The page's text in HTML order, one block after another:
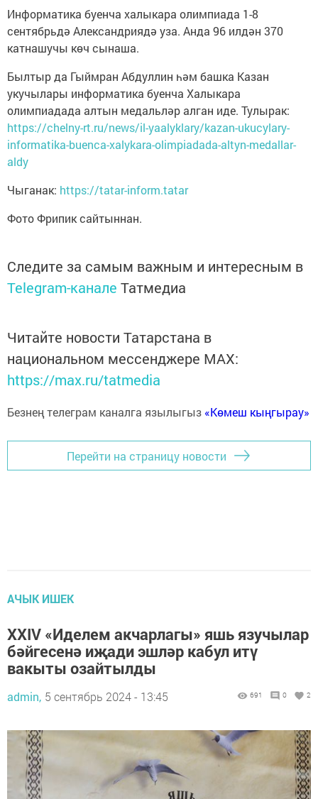
Информатика буенча халыкара олимпиада 1-8
сентябрьдә Александриядә уза. Анда 96 илдән 370
катнашучы көч сынаша.
Былтыр да Гыймран Абдуллин һәм башка Казан
укучылары информатика буенча Халыкара
олимпиадада алтын медальләр алган иде. Тулырак:
https://chelny-rt.ru/news/il-yaalyklary/kazan-ukucylary-
informatika-buenca-xalykara-olimpiadada-altyn-medallar-
aldy
Чыганак: https://tatar-inform.tatar
Фото Фрипик сайтыннан.
Следите за самым важным и интересным в
Telegram-канале Татмедиа
Читайте новости Татарстана в
национальном мессенджере MАХ:
https://max.ru/tatmedia
Безнең телеграм каналга язылыгыз «Көмеш кыңгырау»
Перейти на страницу новости
АЧЫК ИШЕК
XXIV «Иделем акчарлагы» яшь язучылар
бәйгесенә иҗади эшләр кабул итү
вакыты озайтылды
admin, 5 сентябрь 2024 - 13:45 691 0 2